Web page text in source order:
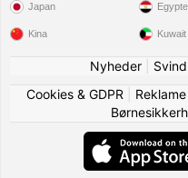
Japan
Kina Kuwait
Nyheder|
Cookies & GDPR
Reklame